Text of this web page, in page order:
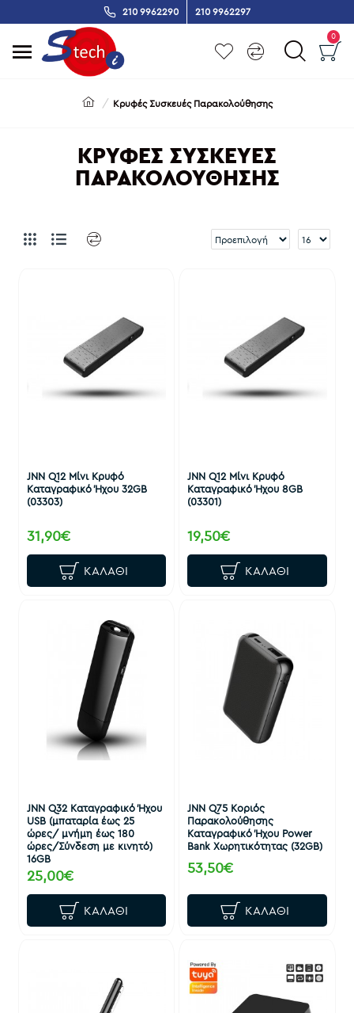
210 9962290 210 9962297
0
Κρυφές Συσκευές Παρακολούθησης
ΚΡΥΦΈΣ ΣΥΣΚΕΥΈΣ
ΠΑΡΑΚΟΛΟΎΘΗΣΗΣ
JNN Q12 Μίνι Κρυφό
Καταγραφικό Ήχου 32GB
(03303)
31,90€
ΚΑΛΆΘΙ
JNN Q12 Μίνι Κρυφό
Καταγραφικό Ήχου 8GB
(03301)
19,50€
ΚΑΛΆΘΙ
JNN Q32 Καταγραφικό Ήχου
USB (μπαταρία έως 25
ώρες/ μνήμη έως 180
ώρες/Σύνδεση με κινητό)
16GB
25,00€
ΚΑΛΆΘΙ
JNN Q75 Κοριός
Παρακολούθησης
Καταγραφικό Ήχου Power
Bank Χωρητικότητας (32GB)
53,50€
ΚΑΛΆΘΙ